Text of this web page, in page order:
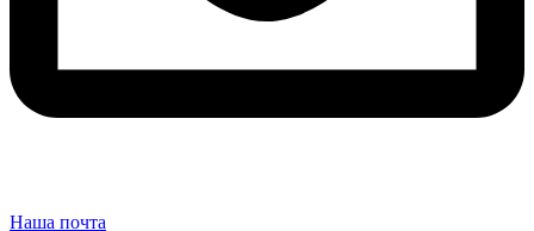
Наша почта